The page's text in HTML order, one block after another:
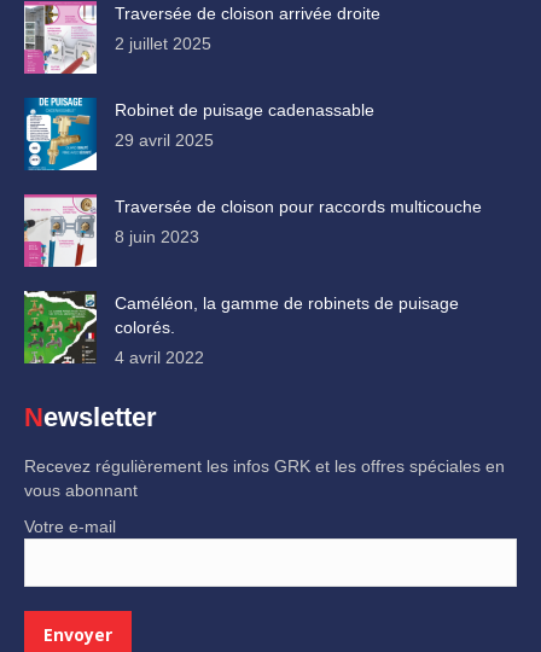
Traversée de cloison arrivée droite
2 juillet 2025
Robinet de puisage cadenassable
29 avril 2025
Traversée de cloison pour raccords multicouche
8 juin 2023
Caméléon, la gamme de robinets de puisage
colorés.
4 avril 2022
Newsletter
Recevez régulièrement les infos GRK et les offres spéciales en
vous abonnant
Votre e-mail